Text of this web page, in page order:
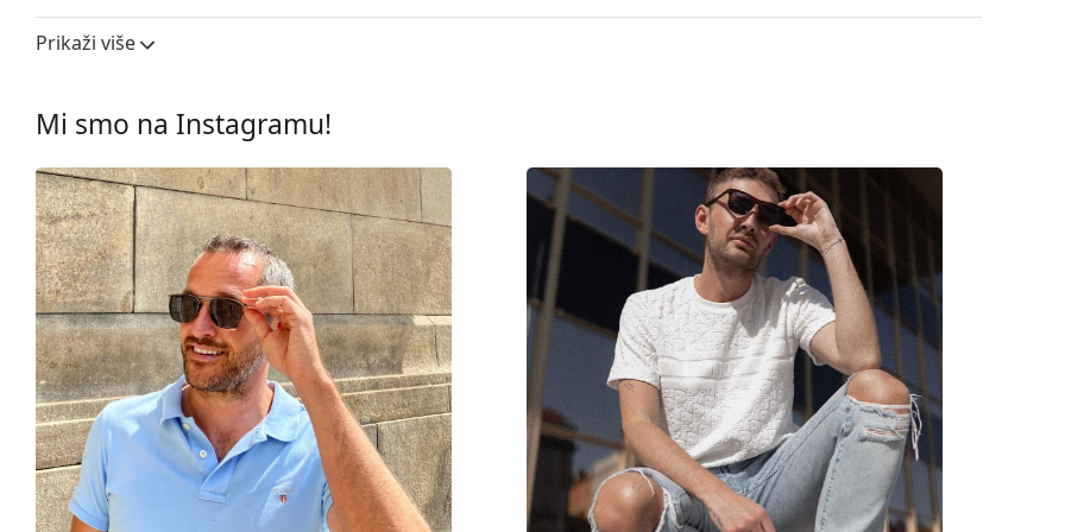
Širina leće:
55 mm
Okviri
Oblik okvira:
Pravokutne
Boja okvira:
Siva
Materijal okvira:
Metal
Veličina:
M
Širina:
136 mm
Dužina drškice:
145 mm
Širina mosta:
20 mm
Težina:
100 g
Prilagodljivi jastučići za nos:
Da
Prikaži više
Mi smo na Instagramu!